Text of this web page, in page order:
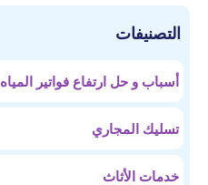
التصنيفات
أسباب و حل ارتفاع فواتير المياه
تسليك المجاري
خدمات الأثاث